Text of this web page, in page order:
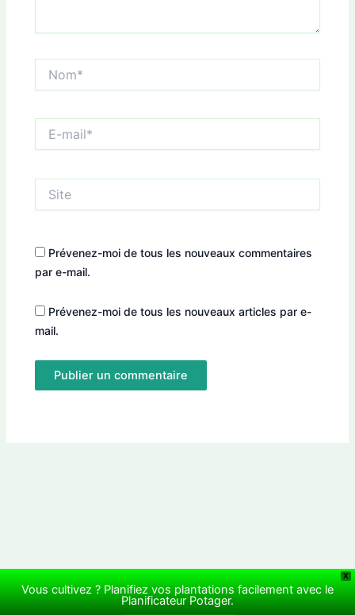
mail*
Prévenez-moi de tous les nouveaux commentaires
par e-mail.
Prévenez-moi de tous les nouveaux articles par e-
mail.
Copyright © 2026 Le jardin de Rodolphe | Propulsé parThème
X
Vous cultivez ? Planifiez vos plantations facilement avec le
Planificateur Potager.